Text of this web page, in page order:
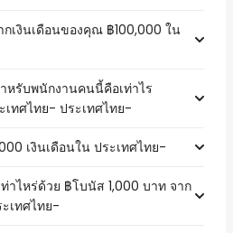
กเงินเดือนของคุณ ฿100,000 ใน
หรับพนักงานคนนี้คือเท่าไร
เทศไทย- ประเทศไทย-
เงินเดือนใน ประเทศไทย-
าไหร่ด้วย ฿โบนัส 1,000 บาท จาก
เทศไทย-